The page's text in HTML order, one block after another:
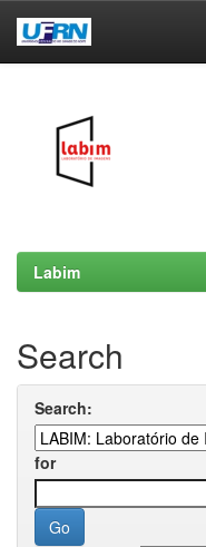
Labim
Search
Search:
for